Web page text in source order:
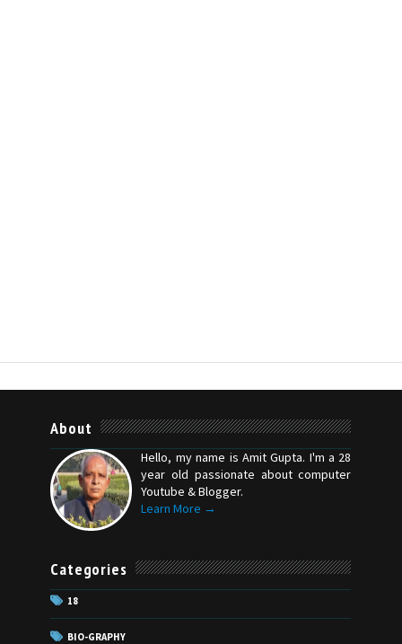
About
Hello, my name is Amit Gupta. I'm a 28
year old passionate about computer
Youtube & Blogger.
Learn More →
Categories
18
BIO-GRAPHY